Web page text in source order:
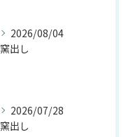
2026/08/04
窯出し
2026/07/28
窯出し